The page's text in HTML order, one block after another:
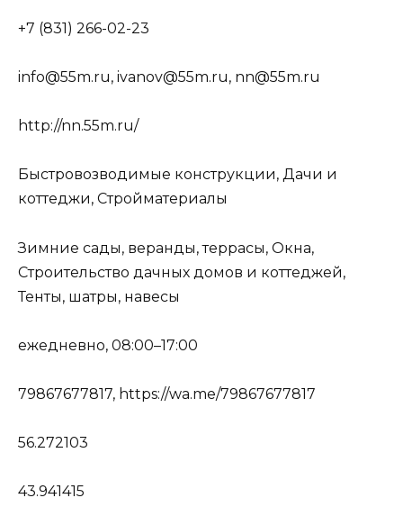
+7 (831) 266-02-23
info@55m.ru, ivanov@55m.ru, nn@55m.ru
http://nn.55m.ru/
Быстровозводимые конструкции, Дачи и
коттеджи, Стройматериалы
Зимние сады, веранды, террасы, Окна,
Строительство дачных домов и коттеджей,
Тенты, шатры, навесы
ежедневно, 08:00–17:00
79867677817, https://wa.me/79867677817
56.272103
43.941415